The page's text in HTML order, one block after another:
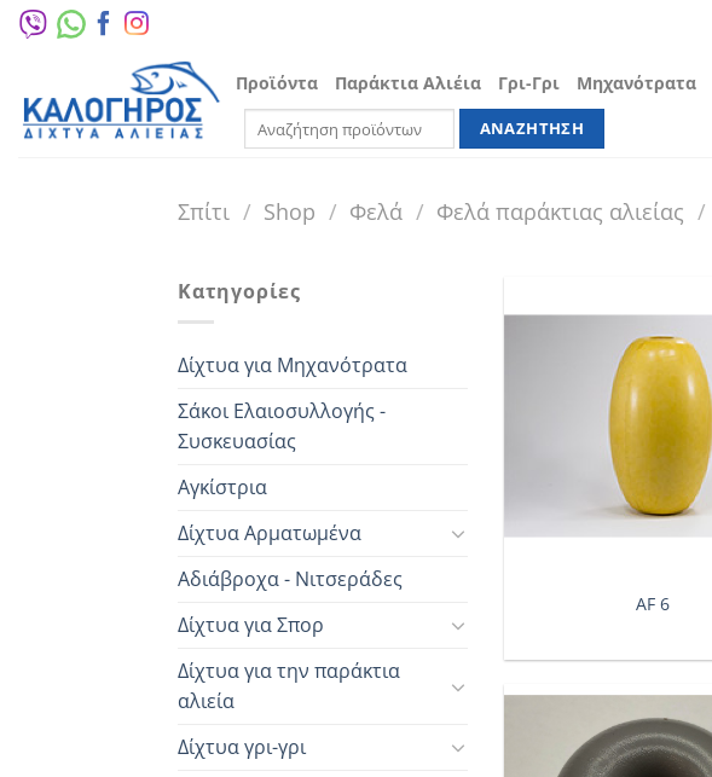
Μετάβαση
στο
Προϊόντα Παράκτια Αλιέια Γρι-Γρι Μηχανότρατα
Αναζήτηση
για:
Σπίτι / Shop / Φελά / Φελά παράκτιας αλιείας /
Κατηγορίες
Δίχτυα για Μηχανότρατα
Σάκοι Ελαιοσυλλογής -
Συσκευασίας
Αγκίστρια
Δίχτυα Αρματωμένα
Αδιάβροχα - Νιτσεράδες
Δίχτυα για Σπορ
Δίχτυα για την παράκτια
αλιεία
Δίχτυα γρι-γρι
AF 6